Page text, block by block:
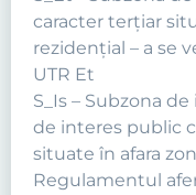
caracter terţiar
rezidenţial – a se
UTR Et
S_Is – Subzona
de interes public
situate în afara
Regulamentul